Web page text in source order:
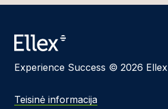
Experience Success © 2026 Ellex
Teisinė informacija